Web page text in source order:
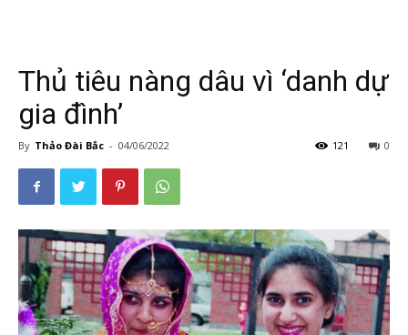
Thủ tiêu nàng dâu vì ‘danh dự
gia đình’
By Thảo Đài Bắc - 04/06/2022 0
121